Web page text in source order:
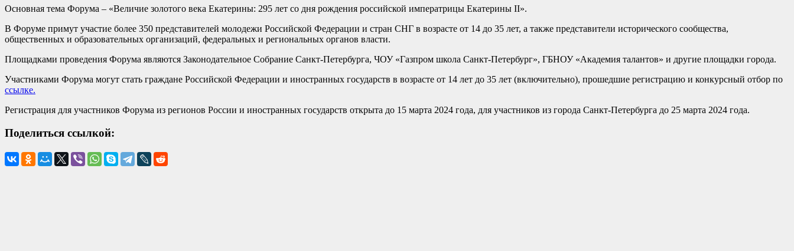
Основная тема Форума – «Величие золотого века Екатерины: 295 лет со дня рождения российской императрицы Екатерины II».
В Форуме примут участие более 350 представителей молодежи Российской Федерации и стран СНГ в возрасте от 14 до 35 лет, а также представители исторического сообщества,
общественных и образовательных организаций, федеральных и региональных органов власти.
Площадками проведения Форума являются Законодательное Собрание Санкт-Петербурга, ЧОУ «Газпром школа Санкт-Петербург», ГБНОУ «Академия талантов» и другие площадки города.
Участниками Форума могут стать граждане Российской Федерации и иностранных государств в возрасте от 14 лет до 35 лет (включительно), прошедшие регистрацию и конкурсный отбор по
ссылке.
Регистрация для участников Форума из регионов России и иностранных государств открыта до 15 марта 2024 года, для участников из города Санкт-Петербурга до 25 марта 2024 года.
Поделиться ссылкой: